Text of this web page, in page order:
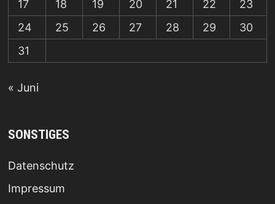
17
18 19 20 21 22
23
24
25 26 27 28 29
30
31
« Juni
SONSTIGES
Datenschutz
Impressum